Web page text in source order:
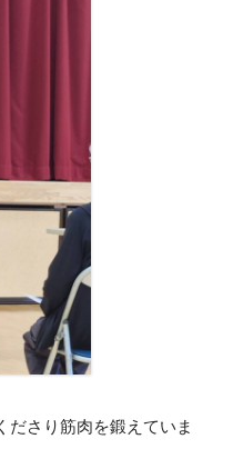
ださり筋肉を鍛えていま